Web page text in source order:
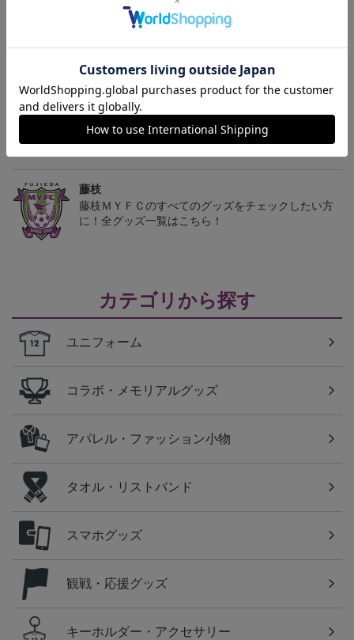
藤枝MYFC ピカチュウ
タオルマフラー
2,500円
トピックス
藤枝
フォームも販売中
藤枝
藤枝ＭＹＦＣのすべてのグッズをチェックしたい方
に！全グッズ一覧はこちら！
カテゴリから探す
ユニフォーム
コラボ・メモリアルグッズ
アパレル・ファッション小物
タオル・リストバンド
スマホグッズ
観戦・応援グッズ
キーホルダー・アクセサリー